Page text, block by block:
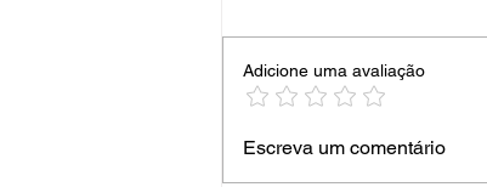
🔥Churrasqueira com
Adicione uma avaliação
Escreva um comentário